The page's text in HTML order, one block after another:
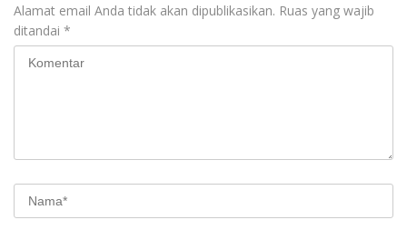
Alamat email Anda tidak akan dipublikasikan. Ruas yang wajib
ditandai *